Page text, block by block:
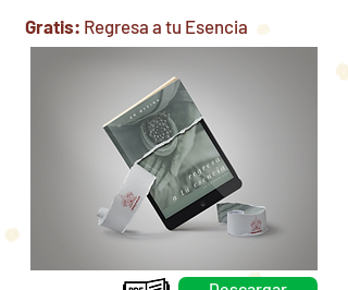
Gratis: Regresa a tu Esencia